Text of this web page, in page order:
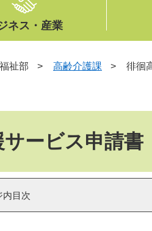
ネス・産業
祉部 > 高齢介護課 > 徘徊
ービス申請書
内目次